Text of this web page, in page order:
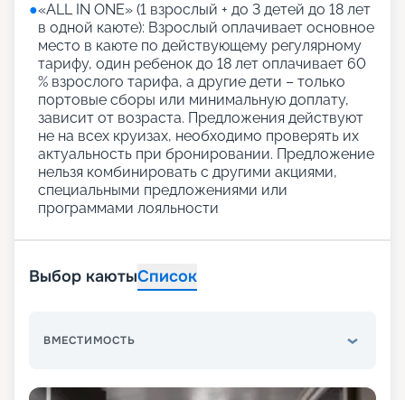
●«АLL IN ONE» (1 взрослый + до 3 детей до 18 лет
в одной каюте): Взрослый оплачивает основное
место в каюте по действующему регулярному
тарифу, один ребенок до 18 лет оплачивает 60
% взрослого тарифа, а другие дети – только
портовые сборы или минимальную доплату,
зависит от возраста. Предложения действуют
не на всех круизах, необходимо проверять их
актуальность при бронировании. Предложение
нельзя комбинировать с другими акциями,
специальными предложениями или
программами лояльности
Выбор каютыСписок
ВМЕСТИМОСТЬ